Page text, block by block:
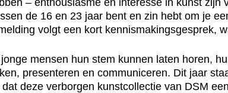
de 16 en 23 jaar bent en zin hebt om je
volgt een kort kennismakingsgesprek,
mensen hun stem kunnen laten horen,
presenteren en communiceren. Dit jaar
deze verborgen kunstcollectie van DSM